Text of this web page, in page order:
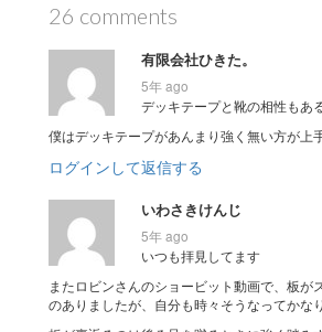
26 comments
有限会社ひきた。
5年 ago
デッキテープと靴の相性もあ
僕はデッキテープがあんまり強く無い方が上
ログインして返信する
いわさきけんじ
5年 ago
いつも拝見してます
またロビンさんのショービット動画で、板が
のありましたが、自分も時々そうなってかな